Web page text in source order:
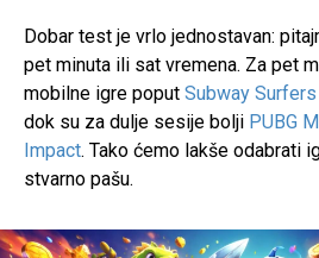
Dobar test je vrlo jednostavan:
pet minuta ili sat vremena. Za pet
mobilne igre poput Subway Surfers
dok su za dulje sesije bolji PUBG
Impact. Tako ćemo lakše odabrati
stvarno pašu.